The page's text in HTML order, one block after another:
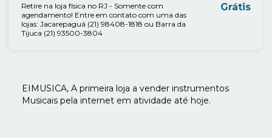
Retire na loja física no RJ - Somente com
agendamento! Entre em contato com uma das
lojas: Jacarepaguá (21) 98408-1818 ou Barra da
Tijuca (21) 93500-3804
Grátis
EIMUSICA, A primeira loja a vender instrumentos
Musicais pela internet em atividade até hoje.